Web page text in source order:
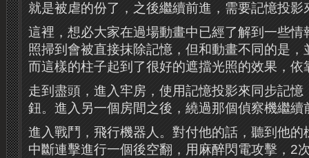
就是被虐的份了，之後繼續前進，需要記憶投影
這裡，想必大家在過場動畫中已經了解到一些情
照掃到會被直接抹除記憶，但和動畫不同的是
而這樣的柱子起到了很好的遮擋光照的效果，依
走到盡頭，進入牢房，使用記憶投影來同步記
鈕。進入另一個房間之後，繞過那個偵察機繼續
進入戰鬥，飛行機器人。對付他的話，聽到他的
中斷連擊進行一個後空翻，用麻醉閃電攻擊，2